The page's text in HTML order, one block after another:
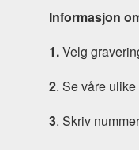
Informasjon
1.Velg
2. Se våre
3. Skriv